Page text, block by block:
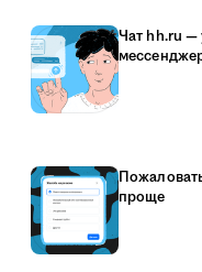
Чат hh.ru —
проще